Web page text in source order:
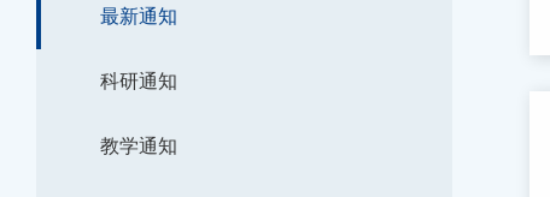
最新通知
科研通知
教学通知